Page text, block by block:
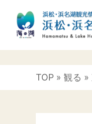
TOP » 観る »